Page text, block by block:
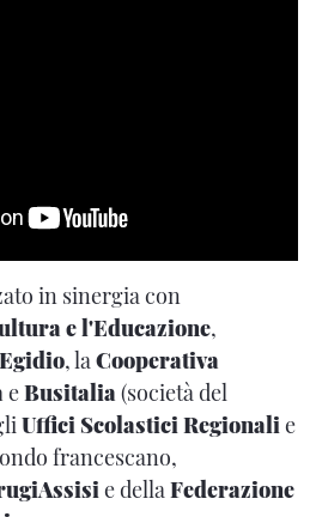
in sinergia con
e l'Educazione,
, la Cooperativa
eBusitalia (società del
Uffici Scolastici Regionali e
francescano,
e della Federazione